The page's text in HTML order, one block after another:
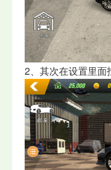
2、其次在设置里面